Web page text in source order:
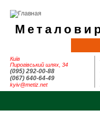
Київ
Пирогівський шлях, 34
(095) 292-00-88
(067) 640-64-49
kyiv@metiz.net